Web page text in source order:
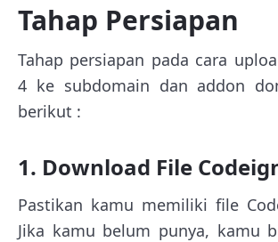
Tahap Persiapan
Tahap persiapan pada cara
4 ke subdomain dan addon
berikut :
1. Download File
Pastikan kamu memiliki file
Jika kamu belum punya, kamu